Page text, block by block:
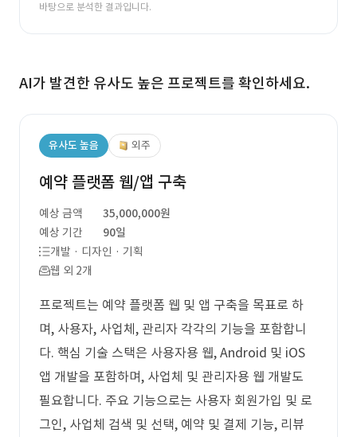
바탕으로 분석한 결과입니다.
AI가 발견한 유사도 높은 프로젝트를 확인하세요.
유사도 높음 외주
예약 플랫폼 웹/앱 구축
예상 금액
35,000,000원
예상 기간
90일
개발 · 디자인 · 기획
웹 외 2개
프로젝트는 예약 플랫폼 웹 및 앱 구축을 목표로 하
며, 사용자, 사업체, 관리자 각각의 기능을 포함합니
다. 핵심 기술 스택은 사용자용 웹, Android 및 iOS
앱 개발을 포함하며, 사업체 및 관리자용 웹 개발도
필요합니다. 주요 기능으로는 사용자 회원가입 및 로
그인, 사업체 검색 및 선택, 예약 및 결제 기능, 리뷰